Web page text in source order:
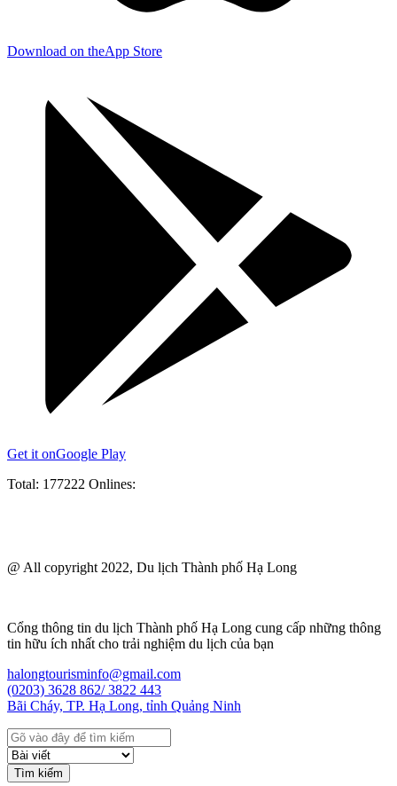
Download on theApp Store
Get it onGoogle Play
Total: 177222 Onlines:
@ All copyright 2022, Du lịch Thành phố Hạ Long
Cổng thông tin du lịch Thành phố Hạ Long cung cấp những thông
tin hữu ích nhất cho trải nghiệm du lịch của bạn
halongtourisminfo@gmail.com
(0203) 3628 862/ 3822 443
Bãi Cháy, TP. Hạ Long, tỉnh Quảng Ninh
Tìm kiếm